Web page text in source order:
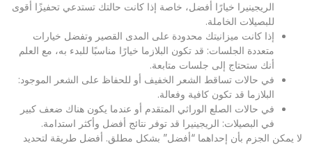
الريجينيرا خيارًا أفضل، خاصة إذا كانت حالتك تستدعي تحفيزًا أقوى
للبصيلات الخاملة.
إذا كانت ميزانيتك محدودة على المدى القصير وتفضل خيارات
متعددة الجلسات: قد تكون البلازما خيارًا مناسبًا للبدء به، مع العلم
أنك ستحتاج إلى جلسات متابعة.
في حالات تساقط الشعر الخفيف أو للحفاظ على الشعر الموجود:
البلازما قد تكون كافية وفعالة.
في حالات الصلع الوراثي المتقدم أو عندما يكون هناك ضعف كبير
في البصيلات: الريجينيرا قد توفر نتائج أفضل وأكثر استدامة.
لا يمكن الجزم بأن إحداهما “أفضل” بشكل مطلق. أفضل طريقة لتحديد